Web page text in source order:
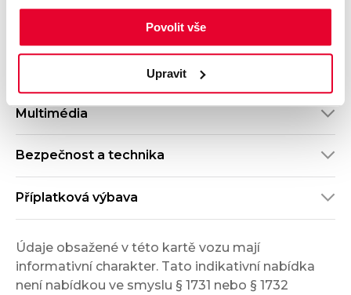
Povolit vše
Upravit
Vnější vzhled a výbava
Multimédia
Bezpečnost a technika
Příplatková výbava
Údaje obsažené v této kartě vozu mají
informativní charakter. Tato indikativní nabídka
není nabídkou ve smyslu § 1731 nebo § 1732